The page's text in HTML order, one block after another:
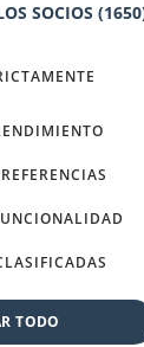
SOCIOS
TODO